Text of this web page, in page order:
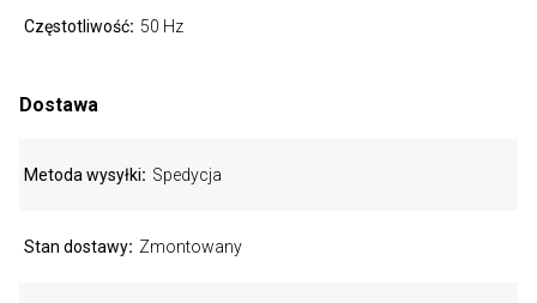
Częstotliwość 50 Hz
Dostawa
Metoda wysyłki Spedycja
Stan dostawy Zmontowany